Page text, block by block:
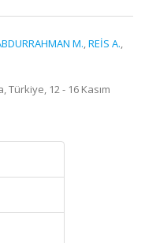
M.,REİS A.,
12 - 16 Kasım